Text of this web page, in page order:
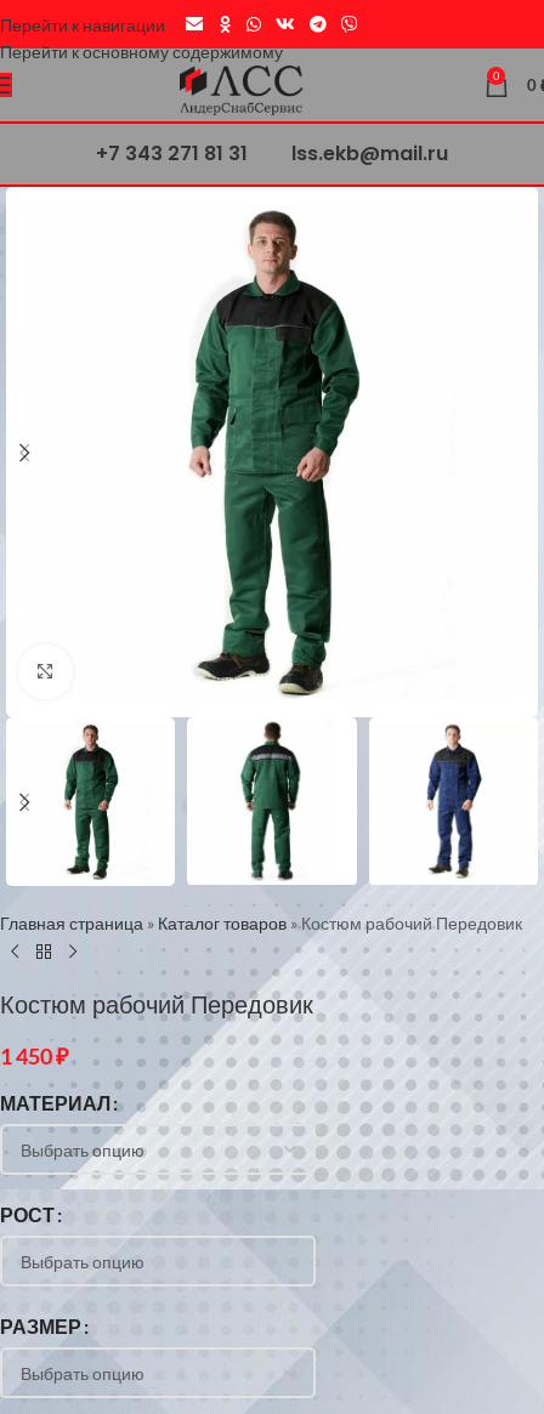
Перейти к навигации
Перейти к основному содержимому
0 0
+7 343 271 81 31 lss.ekb@mail.ru
Нажмите, чтобы увеличить
Главная страница » Каталог товаров »Костюм рабочий Передовик
Костюм рабочий Передовик
1 450₽
МАТЕРИАЛ
РОСТ
РАЗМЕР